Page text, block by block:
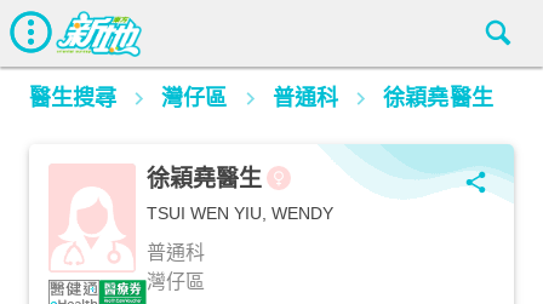
醫生搜尋 灣仔區 普通科 徐穎堯醫生
徐穎堯醫生
TSUI WEN YIU, WENDY
普通科
灣仔區